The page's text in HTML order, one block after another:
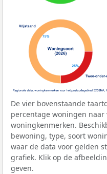
De vier bovenstaande
percentage woningen
woningkenmerken.
bewoning, type, soort
waar de data voor gelden
grafiek. Klik op de
geven.